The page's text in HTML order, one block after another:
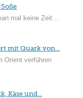
mal keine Zeit...
mit Quark von...
Orient verführen
Käse und...